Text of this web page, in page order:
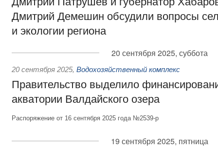
Дмитрий Демешин обсудили вопросы
и экологии региона
20 сентября 2025, суббота
20 сентября 2025, Водохозяйственный комплекс
Правительство выделило
акватории Валдайского озера
Распоряжение от 16 сентября 2025 года №2539-р
19 сентября 2025, пятница